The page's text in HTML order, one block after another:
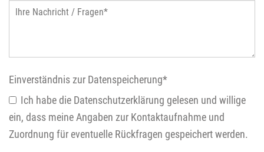
Einverständnis zur Datenspeicherung*
Ich habe die Datenschutzerklärung gelesen und willige
ein, dass meine Angaben zur Kontaktaufnahme und
Zuordnung für eventuelle Rückfragen gespeichert werden.